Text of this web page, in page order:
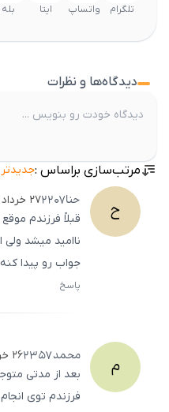
تلگرام واتساپ ایتا بله
دیدگاه‌ها و نظرات
مرتب‌سازی براساس :
ح حنا2207۲۷ خرداد ۱۴۰۵
قبلاً فرزندم
ناامید میشد
جواب رو پیدا کنه
پاسخ
م محمد2357۲۶ خرداد ۱۴۰۵
بعد از مدتی
فرزندم توی